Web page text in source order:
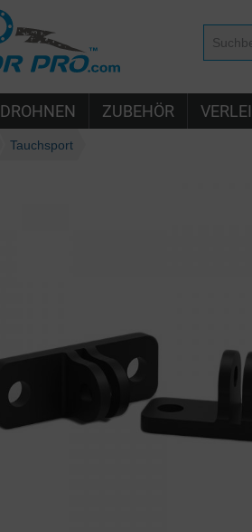
DROHNEN ZUBEHÖR
Tauchsport